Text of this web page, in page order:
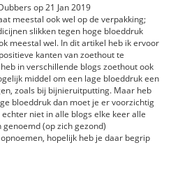
op21 Jan 2019
meestal ook wel op de verpakking;
slikken tegen hoge bloeddruk
meestal wel. In dit artikel heb ik ervoor
kanten van zoethout te
in verschillende blogs zoethout ook
middel om een lage bloeddruk een
zoals bij bijnieruitputting. Maar heb
bloeddruk dan moet je er voorzichtig
niet in alle blogs elke keer alle
genoemd (op zich gezond)
hopelijk heb je daar begrip